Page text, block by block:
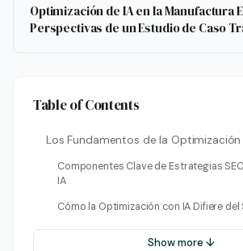
Optimización de IA en la Manufactura
Perspectivas de un Estudio de Caso
Table of Contents
Los Fundamentos de la Optimización
Componentes Clave de Estrategias
IA
Cómo la Optimización con IA Difiere del
Show more ↓